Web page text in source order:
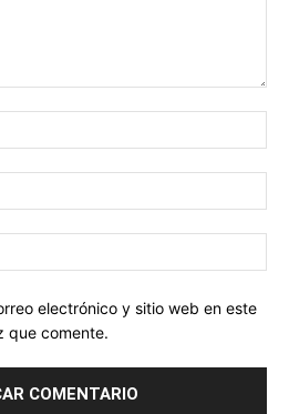
electrónico y sitio web en este
que comente.